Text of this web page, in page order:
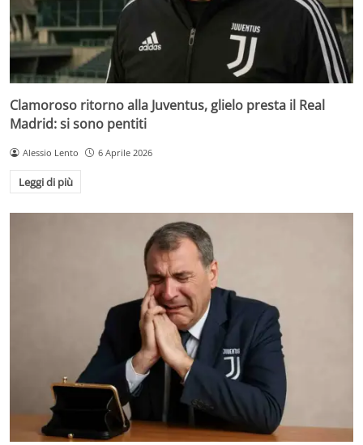
Clamoroso ritorno alla Juventus, glielo presta il Real
Madrid: si sono pentiti
Alessio Lento 6 Aprile 2026
Leggi di più